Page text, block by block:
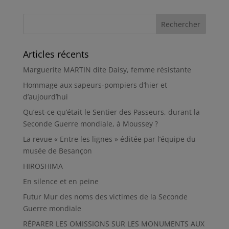
Articles récents
Marguerite MARTIN dite Daisy, femme résistante
Hommage aux sapeurs-pompiers d’hier et
d’aujourd’hui
Qu’est-ce qu’était le Sentier des Passeurs, durant la
Seconde Guerre mondiale, à Moussey ?
La revue « Entre les lignes » éditée par l’équipe du
musée de Besançon
HIROSHIMA
En silence et en peine
Futur Mur des noms des victimes de la Seconde
Guerre mondiale
RÉPARER LES OMISSIONS SUR LES MONUMENTS AUX